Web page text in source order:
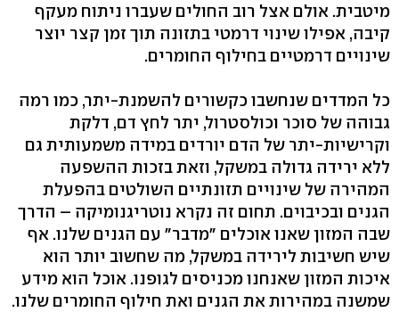
מיטבית. אולם אצל רוב החולים שעברו ניתוח מעקף
קיבה, אפילו שינוי דרמטי בתזונה תוך זמן קצר יוצר
שינויים דרמטיים בחילוף החומרים.
כל המדדים שנחשבו כקשורים להשמנת-יתר, כמו רמה
גבוהה של סוכר וכולסטרול, יתר לחץ דם, דלקת
וקרישיות-יתר של הדם יורדים במידה משמעותית גם
ללא ירידה גדולה במשקל, וזאת בזכות ההשפעה
המהירה של שינויים תזונתיים השולטים בהפעלת
הגנים ובכיבוים. תחום זה נקרא נוטריגנומיקה – הדרך
שבה המזון שאנו אוכלים "מדבר" עם הגנים שלנו. אף
שיש חשיבות לירידה במשקל, מה שחשוב יותר הוא
איכות המזון שאנחנו מכניסים לגופנו. אוכל הוא מידע
שמשנה במהירות את הגנים ואת חילוף החומרים שלנו.